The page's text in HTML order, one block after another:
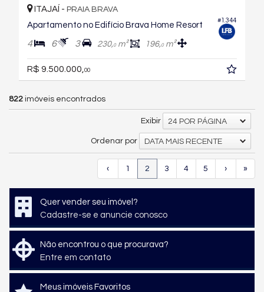
#1.344
ITAJAÍ - PRAIA BRAVA
Apartamento no Edifício Brava Home Resort
4 6 3 230,0m² 196,0m²
R$ 9.500.000, 00
822 imóveis encontrados
Exibir 24 POR PÁGINA
Ordenar por DATA MAIS RECENTE
‹ 1 2 3 4 5 › »
Quer vender seu imóvel?
Cadastre-se e anuncie conosco
Não encontrou o que procurava?
Entre em contato
Meus imóveis Favoritos